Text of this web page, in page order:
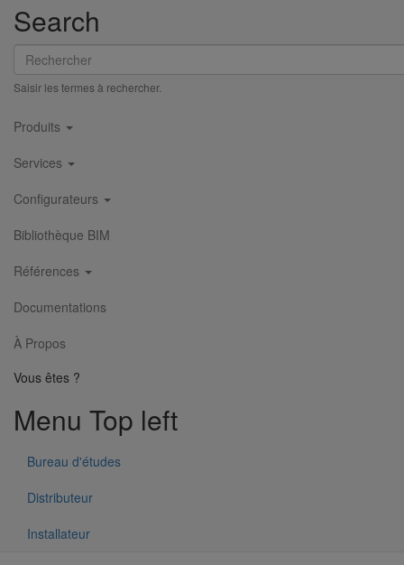
Search
Rechercher
Saisir les termes à rechercher.
Main
navigation
Produits
Services
Configurateurs
Bibliothèque BIM
Références
Documentations
À Propos
Vous êtes ?
Menu Top left
Bureau d'études
Distributeur
Installateur
Collier de descente DN250
En savoir plussur Collier de descente DN250
1 2 3 4 5